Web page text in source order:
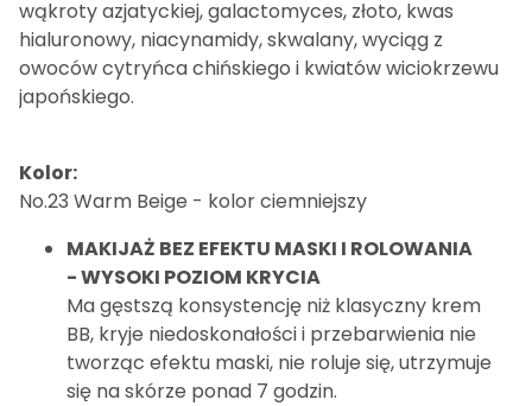
wąkroty azjatyckiej, galactomyces, złoto, kwas
hialuronowy, niacynamidy, skwalany, wyciąg z
owoców cytryńca chińskiego i kwiatów wiciokrzewu
japońskiego.
Kolor:
No.23 Warm Beige - kolor ciemniejszy
MAKIJAŻ BEZ EFEKTU MASKI I ROLOWANIA
- WYSOKI POZIOM KRYCIA
Ma gęstszą konsystencję niż klasyczny krem
BB, kryje niedoskonałości i przebarwienia nie
tworząc efektu maski, nie roluje się, utrzymuje
się na skórze ponad 7 godzin.